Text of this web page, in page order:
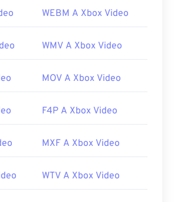
consiglia di utilizzare la
.
Cyberlink PowerDirector
wiki/DVR-MS
WEBM A Xbox Video
WMV A Xbox Video
MOV A Xbox Video
F4P A Xbox Video
MXF A Xbox Video
WTV A Xbox Video